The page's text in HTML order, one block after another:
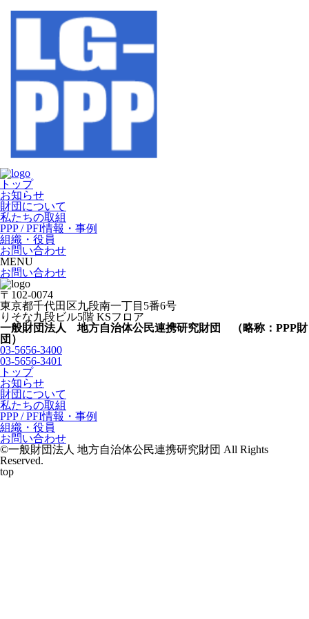
トップ
お知らせ
財団について
私たちの取組
PPP / PFI情報・事例
組織・役員
お問い合わせ
MENU
お問い合わせ
〒102-0074
東京都千代田区九段南一丁目5番6号
りそな九段ビル5階 KSフロア
一般財団法人 地方自治体公民連携研究財団 （略称：PPP財
団）
03-5656-3400
03-5656-3401
トップ
お知らせ
財団について
私たちの取組
PPP / PFI情報・事例
組織・役員
お問い合わせ
©一般財団法人 地方自治体公民連携研究財団 All Rights
Reserved.
top